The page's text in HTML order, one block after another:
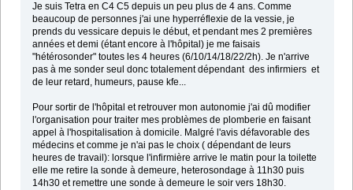
Je suis Tetra en C4 C5 depuis un peu plus de 4 ans. Comme
beaucoup de personnes j'ai une hyperréflexie de la vessie, je
prends du vessicare depuis le début, et pendant mes 2 premières
années et demi (étant encore à l'hôpital) je me faisais
"hétérosonder" toutes les 4 heures (6/10/14/18/22/2h). Je n'arrive
pas à me sonder seul donc totalement dépendant des infirmiers et
de leur retard, humeurs, pause kfe...
Pour sortir de l'hôpital et retrouver mon autonomie j'ai dû modifier
l'organisation pour traiter mes problèmes de plomberie en faisant
appel à l'hospitalisation à domicile. Malgré l'avis défavorable des
médecins et comme je n'ai pas le choix ( dépendant de leurs
heures de travail): lorsque l'infirmière arrive le matin pour la toilette
elle me retire la sonde à demeure, heterosondage à 11h30 puis
14h30 et remettre une sonde à demeure le soir vers 18h30.